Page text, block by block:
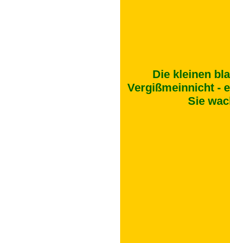
Die kleinen
Vergißmeinnicht -
Sie